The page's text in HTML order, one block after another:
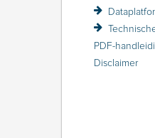
PDF-
Disclaimer